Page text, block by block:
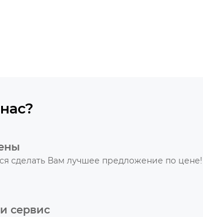
сделать Вам лучшее предложение по цене!
сервис